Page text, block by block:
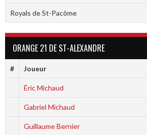
Royals de St-Pacôme
ORANGE 21 DE ST-ALEXANDRE
# Joueur
Éric Michaud
Gabriel Michaud
Guillaume Bernier